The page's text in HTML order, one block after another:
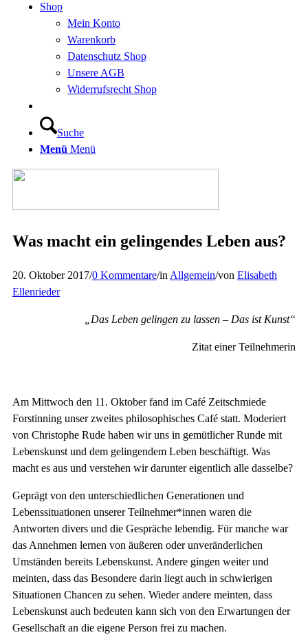
Shop
Mein Konto
Warenkorb
Datenschutz Shop
Unsere AGB
Widerrufsrecht Shop
Suche
Menü Menü
Was macht ein gelingendes Leben aus?
20. Oktober 2017/0 Kommentare/in Allgemein/von Elisabeth
Ellenrieder
„Das Leben gelingen zu lassen – Das ist Kunst“
Zitat einer Teilnehmerin
Am Mittwoch den 11. Oktober fand im Café Zeitschmiede
Forstinning unser zweites philosophisches Café statt. Moderiert
von Christophe Rude haben wir uns in gemütlicher Runde mit
Lebenskunst und dem gelingendem Leben beschäftigt. Was
macht es aus und verstehen wir darunter eigentlich alle dasselbe?
Geprägt von den unterschiedlichen Generationen und
Lebenssituationen unserer Teilnehmer*innen waren die
Antworten divers und die Gespräche lebendig. Für manche war
das Annehmen lernen von äußeren oder unveränderlichen
Umständen bereits Lebenskunst. Andere gingen weiter und
meinten, dass das Besondere darin liegt auch in schwierigen
Situationen Chancen zu sehen. Wieder andere meinten, dass
Lebenskunst auch bedeuten kann sich von den Erwartungen der
Gesellschaft an die eigene Person frei zu machen.